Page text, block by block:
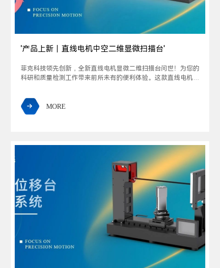
'产品上新丨直线电机中空二维显微扫描台'
菲克科技领先创新，全新直线电机显微二维扫描台问世！为您的
科研和质量检测工作带来前所未有的便利体验。这款直线电机显
位性能。
 MORE